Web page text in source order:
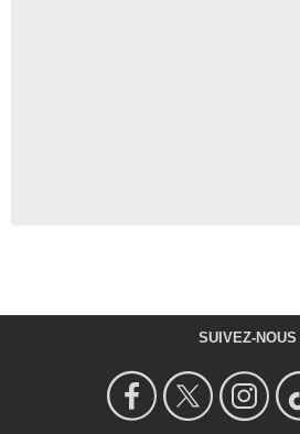
SUIVEZ-NOUS